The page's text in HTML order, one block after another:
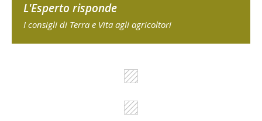
L'Esperto risponde
I consigli di Terra e Vita agli agricoltori